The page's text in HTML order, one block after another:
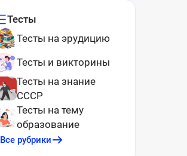
Тесты
Тесты на эрудицию
Тесты и викторины
Тесты на знание
СССР
Тесты на тему
образование
Все рубрики